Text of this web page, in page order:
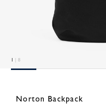
1 | 8
Norton Backpack